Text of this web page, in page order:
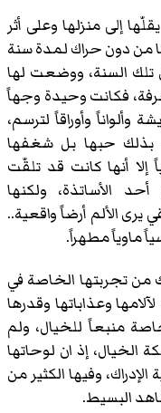
كان يقلّها إلى منزلها وعلى أثر
من دون حراك لمدة سنة
تلك السنة، ووضعت لها
فكانت وحيدة وجهاً
وأوراقاً لترسم،
بذلك حبها بل شغفها
إلا أنها كانت قد تلقّت
الأساتذة، ولكنها
الألم أرضاً واقعية..
ماوياً مطهراً.
من تجربتها الخاصة في
وعذاباتها وقدرها
منبعاً للخيال، ولم
الخيال، إذ ان لوحاتها
وفيها الكثير من
البسيط.